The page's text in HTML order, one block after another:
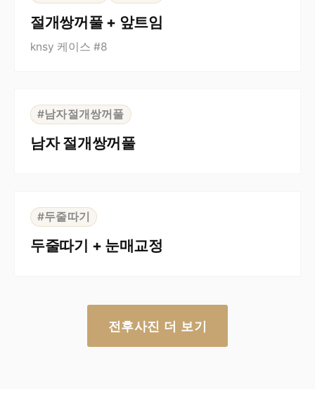
절개쌍꺼풀 + 앞트임
knsy 케이스 #8
BEFORE
#남자절개쌍꺼풀
남자 절개쌍꺼풀
BEFORE
#두줄따기
두줄따기 + 눈매교정
전후사진 더 보기